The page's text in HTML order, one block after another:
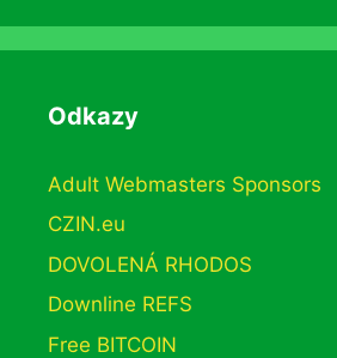
Odkazy
Adult Webmasters Sponsors
CZIN.eu
DOVOLENÁ RHODOS
Downline REFS
Free BITCOIN